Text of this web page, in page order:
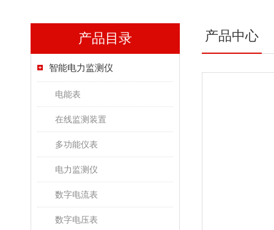
产品目录
智能电力监测仪
电能表
在线监测装置
多功能仪表
电力监测仪
数字电流表
数字电压表
产品中心